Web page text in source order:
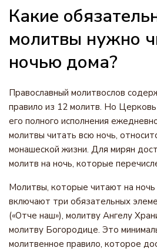
Какие
молитвы нужно
ночью дома?
Православный молитвослов
правило из 12 молитв. Но
его полного исполнения
молитвы читать всю ночь,
монашеской жизни. Для мирян
молитв на ночь, которые
Молитвы, которые читают на ночь
включают три обязательных
(«Отче наш»), молитву Ангелу
молитву Богородице. Это
молитвенное правило, которое